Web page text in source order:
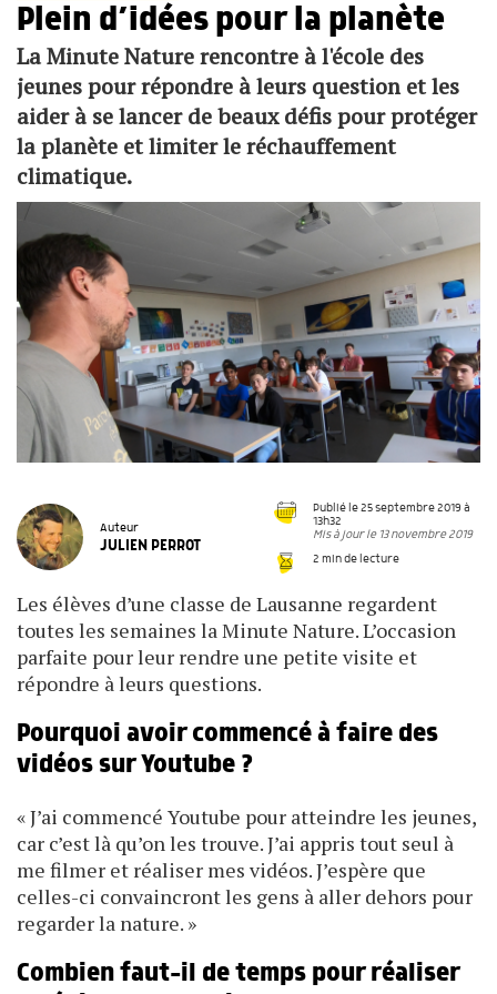
Plein d’idées pour la planète
La Minute Nature rencontre à l'école des
jeunes pour répondre à leurs question et les
aider à se lancer de beaux défis pour protéger
la planète et limiter le réchauffement
climatique.
Auteur
JULIEN PERROT
Publié le 25 septembre 2019 à
13h32
Mis à jour le 13 novembre 2019
2 min de lecture
Les élèves d’une classe de Lausanne regardent
toutes les semaines la Minute Nature. L’occasion
parfaite pour leur rendre une petite visite et
répondre à leurs questions.
Pourquoi avoir commencé à faire des
vidéos sur Youtube ?
« J’ai commencé Youtube pour atteindre les jeunes,
car c’est là qu’on les trouve. J’ai appris tout seul à
me filmer et réaliser mes vidéos. J’espère que
celles-ci convaincront les gens à aller dehors pour
regarder la nature. »
Combien faut-il de temps pour réaliser